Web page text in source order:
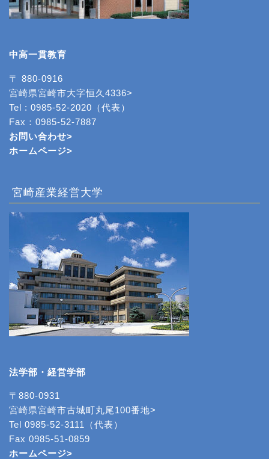
中高一貫教育
〒 880-0916
宮崎県宮崎市大字恒久4336>
Tel : 0985-52-2020（代表）
Fax：0985-52-7887
お問い合わせ>
ホームページ>
宮崎産業経営大学
法学部・経営学部
〒880-0931
宮崎県宮崎市古城町丸尾100番地>
Tel 0985-52-3111（代表）
Fax 0985-51-0859
ホームページ>